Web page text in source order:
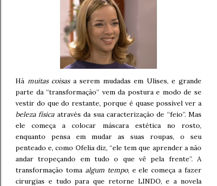
Há muitas coisasa serem mudadas em Ulises, e grande
parte da “transformação” vem da postura e modo de se
vestir do que do restante, porque é quase possível ver a
beleza físicaatravés da sua caracterização de “feio”. Mas
ele começa a colocar máscara estética no rosto,
enquanto pensa em mudar as suas roupas, o seu
penteado e, como Ofelia diz, “ele tem que aprender a não
andar tropeçando em tudo o que vê pela frente”. A
transformação toma algum tempo, e ele começa a fazer
cirurgias e tudo para que retorne LINDO, e a novela